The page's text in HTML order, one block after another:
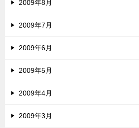
2009年8月
2009年7月
2009年6月
2009年5月
2009年4月
2009年3月